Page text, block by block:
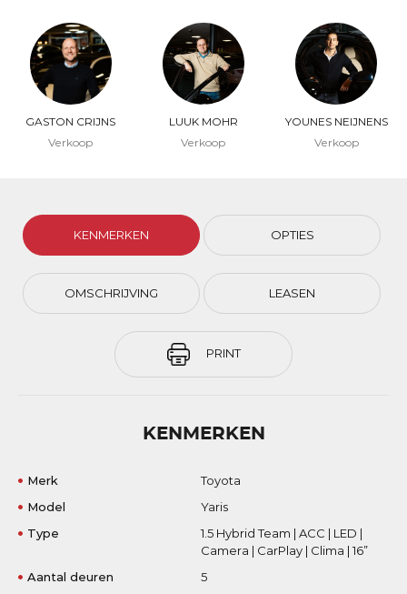
GASTON CRIJNS
Verkoop
LUUK MOHR
Verkoop
YOUNES NEIJNENS
Verkoop
KENMERKEN OPTIES
OMSCHRIJVING LEASEN
PRINT
KENMERKEN
Merk
Toyota
Model
Yaris
Type
1.5 Hybrid Team | ACC | LED |
Camera | CarPlay | Clima | 16”
Aantal deuren
5